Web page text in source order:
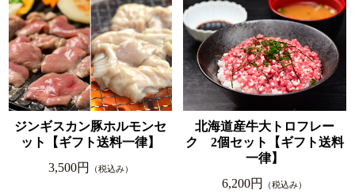
ジンギスカン豚ホルモンセ
ット【ギフト送料一律】
3,500円
（税込み）
北海道産牛大トロフレー
ク 2個セット【ギフト送料
一律】
6,200円
（税込み）